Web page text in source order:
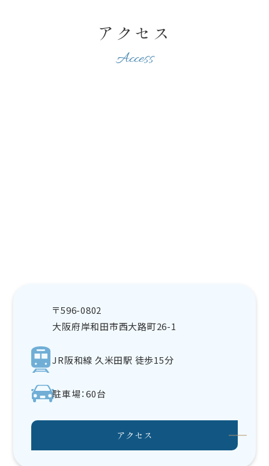
アクセス
Access
〒596-0802
大阪府岸和田市西大路町26-1
JR阪和線 久米田駅 徒歩15分
駐車場：60台
アクセス